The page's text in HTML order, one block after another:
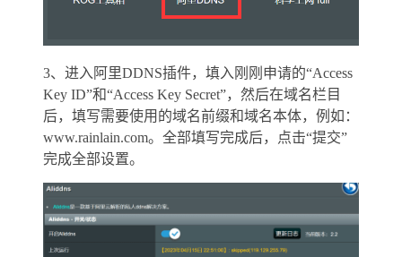
3、进入阿里DDNS插件，填入刚刚申请的“Access
Key ID”和“Access Key Secret”，然后在域名栏目
后，填写需要使用的域名前缀和域名本体，例如：
www.rainlain.com。全部填写完成后，点击“提交”
完成全部设置。